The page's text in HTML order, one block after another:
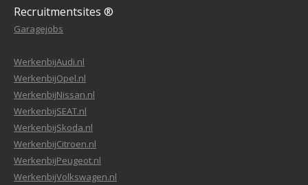
Recruitmentsites ®
Garagejobs
WerkenbijAudi.nl
WerkenbijOpel.nl
WerkenbijNissan.nl
WerkenbijSEAT.nl
WerkenbijSkoda.nl
WerkenbijCitroen.nl
WerkenbijPeugeot.nl
WerkenbijVolkswagen.nl